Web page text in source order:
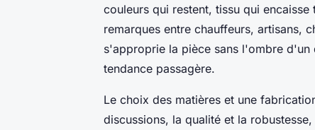
couleurs qui restent, tissu qui
remarques entre chauffeurs, artisans,
s'approprie la pièce sans l'ombre d'un
tendance passagère.
Le choix des matières et une
discussions, la qualité et la